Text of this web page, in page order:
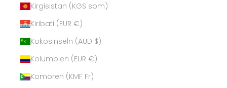
Kirgisistan (KGS som)
Kiribati (EUR €)
Kokosinseln (AUD $)
Kolumbien (EUR €)
Komoren (KMF Fr)